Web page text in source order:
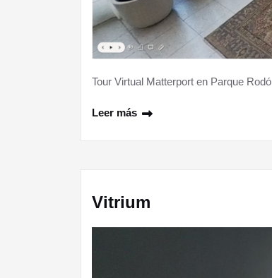
Tour Virtual Matterport en Parque Rodó
Leer más
Vitrium